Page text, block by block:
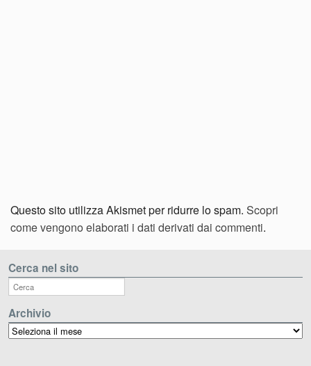
Questo sito utilizza Akismet per ridurre lo spam. Scopri
come vengono elaborati i dati derivati dai commenti.
Cerca nel sito
Archivio
Archivio